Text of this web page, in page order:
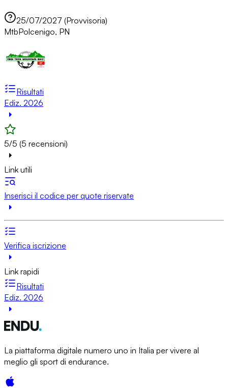
25/07/2027 (Provvisoria)
MtbPolcenigo, PN
Risultati
Ediz. 2026
5/5 (5 recensioni)
Link utili
Inserisci il codice per quote riservate
Verifica iscrizione
Link rapidi
Risultati
Ediz. 2026
La piattaforma digitale numero uno in Italia per vivere al
meglio gli sport di endurance.